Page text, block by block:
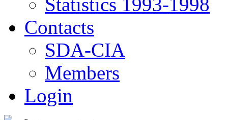
Contacts
SDA-CIA
Members
Login